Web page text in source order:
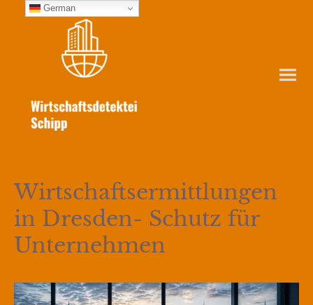
Wirtschaftsermittlungen
in Dresden- Schutz für
Unternehmen
German